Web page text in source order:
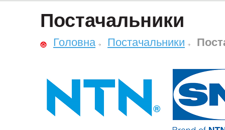
Постачальники
Головна Постачальники